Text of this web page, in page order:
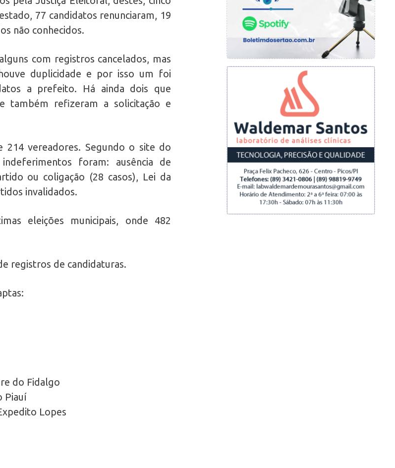
77 candidatos renunciaram, 19
não conhecidos.
com registros cancelados, mas
duplicidade e por isso um foi
a prefeito. Há ainda dois que
também refizeram a solicitação e
vereadores. Segundo o site do
foram: ausência de
ou coligação (28 casos), Lei da
invalidados.
eleições municipais, onde 482
registros de candidaturas.
do Fidalgo
Piauí
Lopes